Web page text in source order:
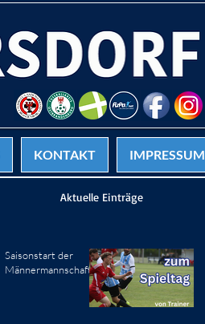
KONTAKT IMPRESSUM
Saisonstart der
Männermannschaft
Aktuelle Einträge